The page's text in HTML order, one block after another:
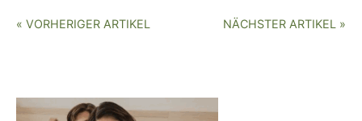
NÄCHSTER ARTIKEL »
« VORHERIGER ARTIKEL